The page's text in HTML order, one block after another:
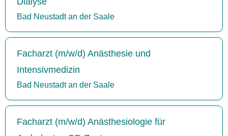
Bad Neustadt an der Saale
Facharzt (m/w/d) Anästhesie und
Intensivmedizin
Bad Neustadt an der Saale
Facharzt (m/w/d) Anästhesiologie für